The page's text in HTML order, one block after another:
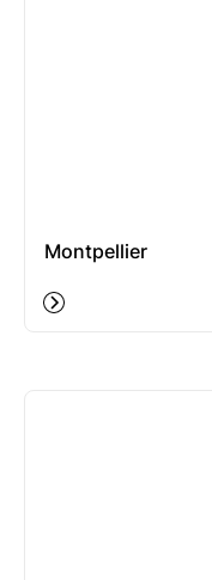
Montpellier